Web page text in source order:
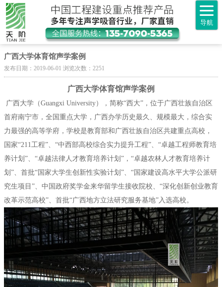
导航
广西大学体育馆声学案例
发布日期：2019-06-01 浏览次数：2251
广西大学体育馆声学案例
广西大学 （Guangxi University），简称“西大”，位于广西壮族自治区
首府南宁市， 全国重点大学 ，广西办学历史最久、规模最大，综合实
力最强的高等学府，学校是教育部和 广西壮族自治区共建重点高校，
国家“211工程”、“中西部高校综合实力提升工程”、“卓越工程师教育培
养计划 ”、“卓越法律人才教育培养计划 ”，“卓越农林人才教育培养计
划 ”、首批“ 国家大学生创新性实验计划 ”、“ 国家建设高水平大学公派研
究生项目 ”、 中国政府奖学金来华留学生接收院校、“深化创新创业教育
改革示范高校”、首批“广西地方立法研究服务基地”入选高校。